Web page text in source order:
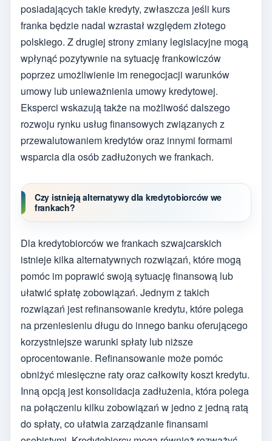
posiadających takie kredyty, zwłaszcza jeśli kurs
franka będzie nadal wzrastał względem złotego
polskiego. Z drugiej strony zmiany legislacyjne mogą
wpłynąć pozytywnie na sytuację frankowiczów
poprzez umożliwienie im renegocjacji warunków
umowy lub unieważnienia umowy kredytowej.
Eksperci wskazują także na możliwość dalszego
rozwoju rynku usług finansowych związanych z
przewalutowaniem kredytów oraz innymi formami
wsparcia dla osób zadłużonych we frankach.
Czy istnieją alternatywy dla kredytobiorców we
frankach?
Dla kredytobiorców we frankach szwajcarskich
istnieje kilka alternatywnych rozwiązań, które mogą
pomóc im poprawić swoją sytuację finansową lub
ułatwić spłatę zobowiązań. Jednym z takich
rozwiązań jest refinansowanie kredytu, które polega
na przeniesieniu długu do innego banku oferującego
korzystniejsze warunki spłaty lub niższe
oprocentowanie. Refinansowanie może pomóc
obniżyć miesięczne raty oraz całkowity koszt kredytu.
Inną opcją jest konsolidacja zadłużenia, która polega
na połączeniu kilku zobowiązań w jedno z jedną ratą
do spłaty, co ułatwia zarządzanie finansami